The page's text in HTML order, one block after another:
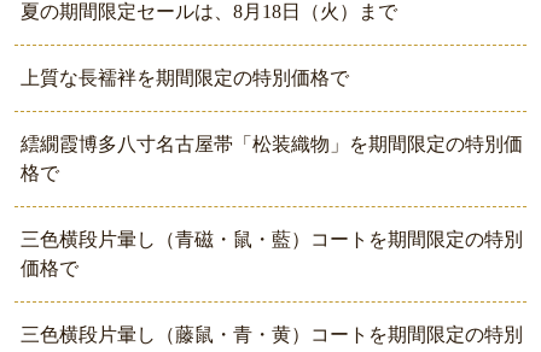
夏の期間限定セールは、8月18日（火）まで
上質な長襦袢を期間限定の特別価格で
繧繝霞博多八寸名古屋帯「松装織物」を期間限定の特別価
格で
三色横段片暈し（青磁・鼠・藍）コートを期間限定の特別
価格で
三色横段片暈し（藤鼠・青・黄）コートを期間限定の特別